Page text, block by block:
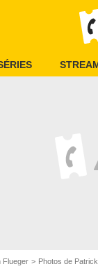
Flueger Photos de